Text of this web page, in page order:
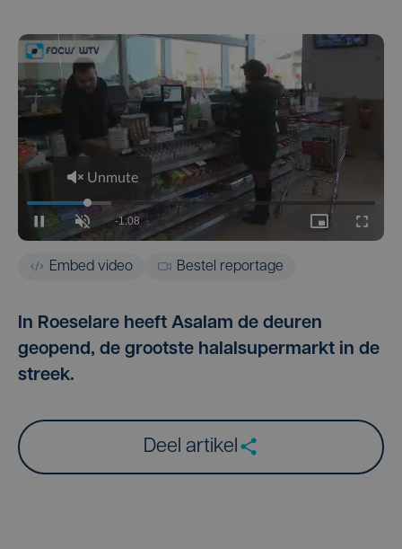
Embed video Bestel reportage
In Roeselare heeft Asalam de deuren
geopend, de grootste halalsupermarkt in de
streek.
Deel artikel